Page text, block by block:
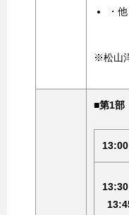
・
※松山
■第1部
13:00
13:30